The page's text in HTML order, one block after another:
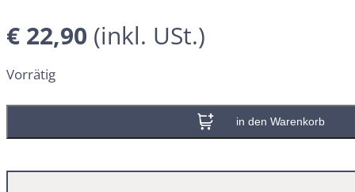
€ 22,90
Vorrätig
In den Warenkorb